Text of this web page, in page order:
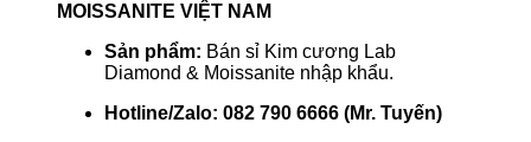
MOISSANITE VIỆT NAM
Sản phẩm: Bán sỉ Kim cương Lab
Diamond & Moissanite nhập khẩu.
Hotline/Zalo: 082 790 6666 (Mr. Tuyến)